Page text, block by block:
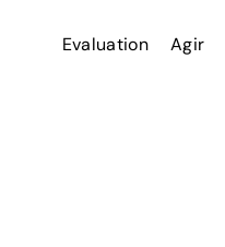
Evaluation Agir